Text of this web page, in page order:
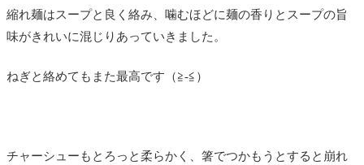
縮れ麺はスープと良く絡み、噛むほどに麺の香りとスープの旨
味がきれいに混じりあっていきました。
ねぎと絡めてもまた最高です（≧-≦）
チャーシューもとろっと柔らかく、箸でつかもうとすると崩れ